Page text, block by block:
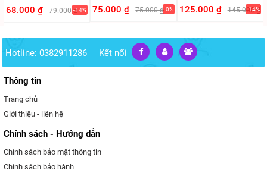
68.000 ₫ 79.000 ₫-14%
PVC)
75.000 ₫ 75.000 ₫-0% 125.000 ₫ 145.000 ₫
-14%
Hotline: 0382911286 Kết nối
Thông tin
Trang chủ
Giới thiệu - liên hệ
Chính sách - Hướng dẫn
Chính sách bảo mật thông tin
Chính sách bảo hành